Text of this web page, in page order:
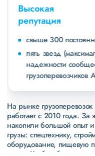
Высокая
репутация
свыше 300
пять звезд
надежности
грузоперевозчиков
На рынке
работает с 2010 года. За
накопили большой опыт
грузы: спецтехнику,
оборудование, пищевую